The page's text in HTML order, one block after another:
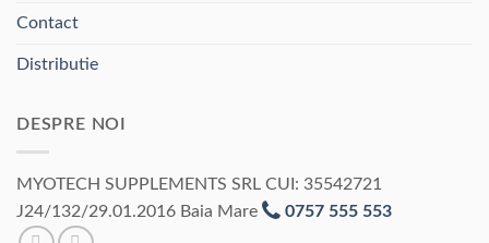
Contact
Distributie
DESPRE NOI
MYOTECH SUPPLEMENTS SRL CUI: 35542721
J24/132/29.01.2016 Baia Mare
0757 555 553